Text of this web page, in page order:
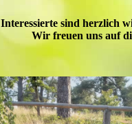
Interessierte sind herzlich
Wir freuen uns auf